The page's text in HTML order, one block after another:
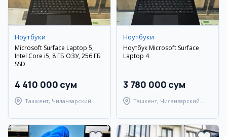
Ноутбуки
Microsoft Surface Laptop 5,
Intel Core i5, 8 ГБ ОЗУ, 256 ГБ
SSD
4 410 000 сум
Ташкент, Чиланзарский
Ноутбуки
Ноутбук Microsoft Surface
Laptop 4
3 780 000 сум
Ташкент, Чиланзарский